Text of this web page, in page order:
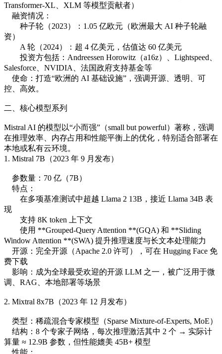
Transformer-XL、XLM 等模型贡献者）
融资情况：
种子轮（2023）：1.05 亿欧元（欧洲最大 AI 种子轮融
资）
A 轮（2024）：超 4 亿美元，估值达 60 亿美元
投资方包括：Andreessen Horowitz（a16z）、Lightspeed、
Salesforce、NVIDIA、法国政府支持基金等
使命：打造“欧洲的 AI 基础设施”，强调开源、透明、可
控、高效。
二、核心模型系列
Mistral AI 的模型以“小而强”（small but powerful）著称，强调
在推理效率、内存占用和性能平衡上的优化，特别适合部署在
本地或私有云环境。
1. Mistral 7B（2023 年 9 月发布）
参数量：70 亿（7B）
特点：
在多项基准测试中超越 Llama 2 13B，接近 Llama 34B 表
现
支持 8K token 上下文
使用 **Grouped-Query Attention **(GQA) 和 **Sliding
Window Attention **(SWA) 提升推理速度与长文本处理能力
开源：完全开源（Apache 2.0 许可），可在 Hugging Face 免
费下载
影响：成为全球最受欢迎的开源 LLM 之一，被广泛用于微
调、RAG、本地部署等场景
2. Mixtral 8x7B（2023 年 12 月发布）
类型：稀疏混合专家模型（Sparse Mixture-of-Experts, MoE）
结构：8 个专家子网络，每次推理激活其中 2 个 → 实际计
算量 ≈ 12.9B 参数，但性能媲美 45B+ 模型
性能：